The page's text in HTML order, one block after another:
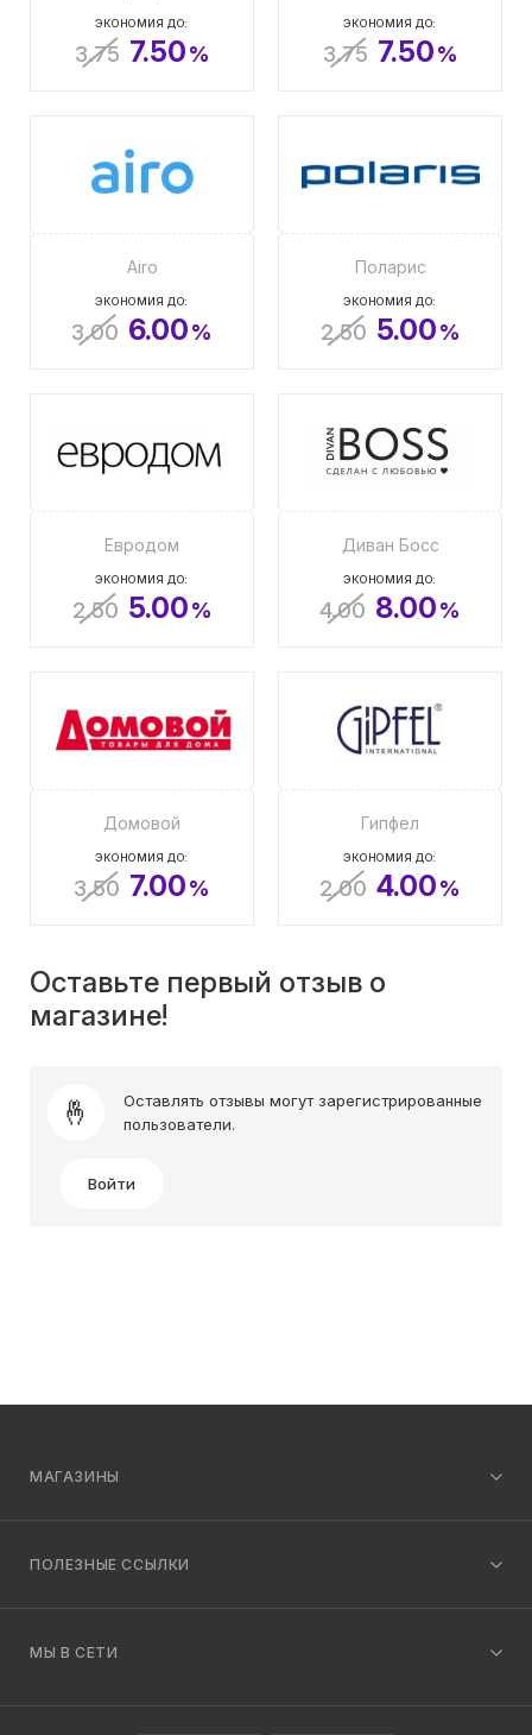
ЭКОНОМИЯ ДО:
3.75 7.50%
ЭКОНОМИЯ ДО:
3.75 7.50%
Airo
ЭКОНОМИЯ ДО:
3.00 6.00%
Поларис
ЭКОНОМИЯ ДО:
2.50 5.00%
Евродом
ЭКОНОМИЯ ДО:
2.50 5.00%
Диван Босс
ЭКОНОМИЯ ДО:
4.00 8.00%
Домовой
ЭКОНОМИЯ ДО:
3.50 7.00%
Гипфел
ЭКОНОМИЯ ДО:
2.00 4.00%
Оставьте первый отзыв о
магазине!
Оставлять отзывы могут зарегистрированные
пользователи.
Войти
МАГАЗИНЫ
ПОЛЕЗНЫЕ ССЫЛКИ
МЫ В СЕТИ